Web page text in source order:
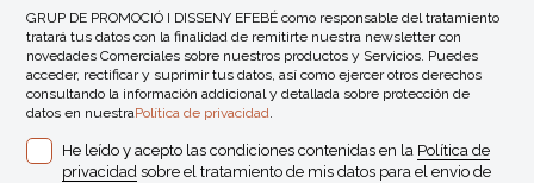
GRUP DE PROMOCIÓ I DISSENY EFEBÉ como responsable del tratamiento
tratará tus datos con la finalidad de remitirte nuestra newsletter con
novedades Comerciales sobre nuestros productos y Servicios. Puedes
acceder, rectificar y suprimir tus datos, así como ejercer otros derechos
consultando la información addicional y detallada sobre protección de
datos en nuestraPolítica de privacidad.
He leído y acepto las condiciones contenidas en la Política de
privacidad sobre el tratamiento de mis datos para el envio de